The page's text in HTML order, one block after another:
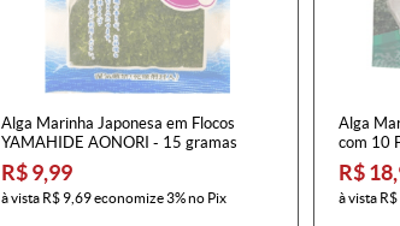
Alga Marinha Japonesa em Flocos
YAMAHIDE AONORI - 15 gramas
R$ 9,99
à vista R$ 9,69economize3%no Pix
Alga
com 10
R$
à vista